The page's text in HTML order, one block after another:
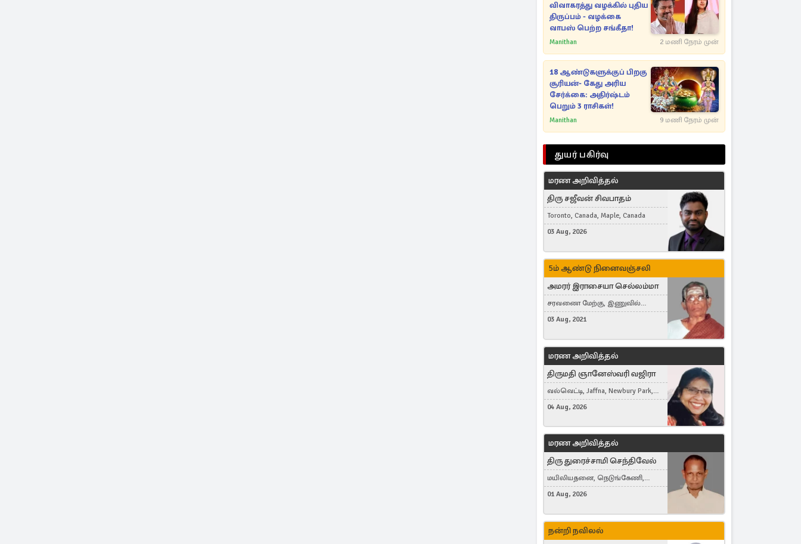
விவாகரத்து வழக்கில் புதிய
திருப்பம் - வழக்கை
வாபஸ் பெற்ற சங்கீதா!
Manithan 2 மணி நேரம் முன்
18 ஆண்டுகளுக்குப் பிறகு
சூரியன்- கேது அரிய
சேர்க்கை: அதிர்ஷ்டம்
பெறும் 3 ராசிகள்!
Manithan 9 மணி நேரம் முன்
துயர் பகிர்வு
மரண அறிவித்தல்
திரு சஜீவன் சிவபாதம்
Toronto, Canada, Maple, Canada
03 Aug, 2026
5ம் ஆண்டு நினைவஞ்சலி
அமரர் இராசையா செல்லம்மா
சரவணை மேற்கு, இணுவில்
கிழக்கு
03 Aug, 2021
மரண அறிவித்தல்
திருமதி ஞானேஸ்வரி வஜிரா
வல்வெட்டி, Jaffna, Newbury Park,
United Kingdom
04 Aug, 2026
மரண அறிவித்தல்
திரு துரைச்சாமி செந்திவேல்
மயிலியதனை, நெடுங்கேணி,
கம்பர்மலை
01 Aug, 2026
நன்றி நவிலல்